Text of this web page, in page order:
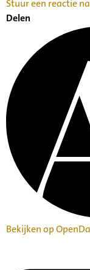
Stuur een reactie
Delen
Bekijken op